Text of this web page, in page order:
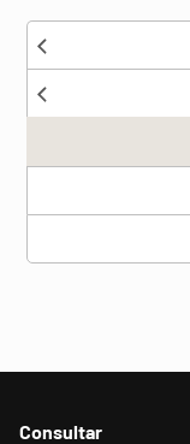
Nenhum dos
Consultar